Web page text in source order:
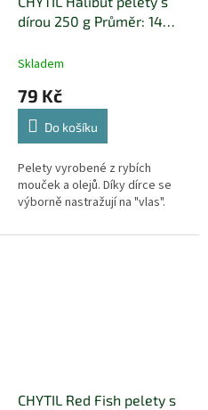
dírou 250 g Průměr: 14
Skladem
79 Kč
Do košíku
Pelety vyrobené z rybích
mouček a olejů. Díky dírce se
výborně nastražují na "vlas".
CHYTIL Red Fish pelety s